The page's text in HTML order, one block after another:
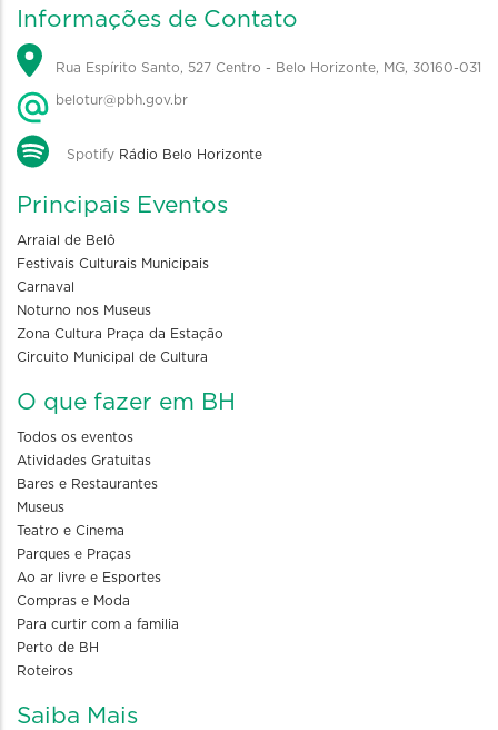
Informações de Contato
Rua Espírito Santo, 527 Centro - Belo Horizonte, MG, 30160-031
belotur@pbh.gov.br
Spotify Rádio Belo Horizonte
Principais Eventos
Arraial de Belô
Festivais Culturais Municipais
Carnaval
Noturno nos Museus
Zona Cultura Praça da Estação
Circuito Municipal de Cultura
O que fazer em BH
Todos os eventos
Atividades Gratuitas
Bares e Restaurantes
Museus
Teatro e Cinema
Parques e Praças
Ao ar livre e Esportes
Compras e Moda
Para curtir com a familia
Perto de BH
Roteiros
Saiba Mais